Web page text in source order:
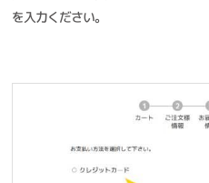
を入力ください。